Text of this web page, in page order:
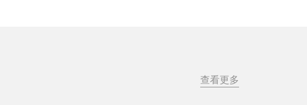
查看更多